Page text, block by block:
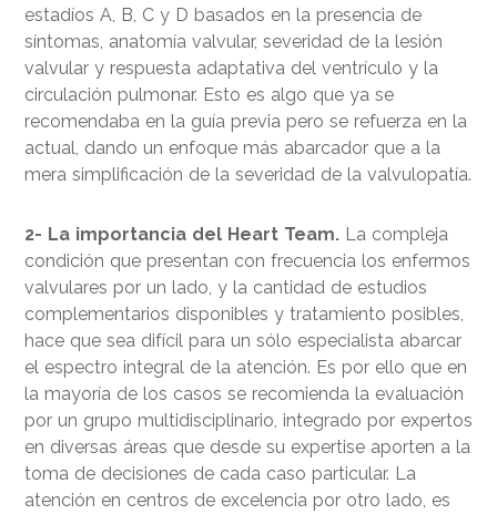
estadíos A, B, C y D basados en la presencia de
síntomas, anatomía valvular, severidad de la lesión
valvular y respuesta adaptativa del ventrículo y la
circulación pulmonar. Esto es algo que ya se
recomendaba en la guía previa pero se refuerza en la
actual, dando un enfoque más abarcador que a la
mera simplificación de la severidad de la valvulopatía.
2- La importancia del Heart Team. La compleja
condición que presentan con frecuencia los enfermos
valvulares por un lado, y la cantidad de estudios
complementarios disponibles y tratamiento posibles,
hace que sea difícil para un sólo especialista abarcar
el espectro integral de la atención. Es por ello que en
la mayoría de los casos se recomienda la evaluación
por un grupo multidisciplinario, integrado por expertos
en diversas áreas que desde su expertise aporten a la
toma de decisiones de cada caso particular. La
atención en centros de excelencia por otro lado, es